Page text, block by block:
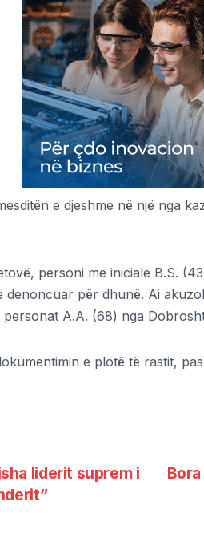
e djeshme në një nga
personi me iniciale B.S.
denoncuar për dhunë. Ai
A.A. (68) nga
e plotë të rastit,
liderit suprem i